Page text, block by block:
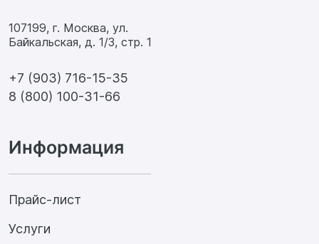
107199, г. Москва, ул.
Байкальская, д. 1/3, стр. 1
+7 (903) 716-15-35
8 (800) 100-31-66
Информация
Прайс-лист
Услуги